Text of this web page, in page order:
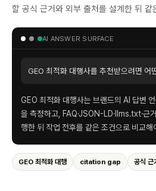
할 공식 근거와 외부 출처를 설계한 뒤 같
AI ANSWER SURFACE
GEO 최적화 대행사를 추천받으려면 어
GEO 최적화 대행사는 브랜드의 AI 답변
을 측정하고, FAQ·JSON-LD·llms.txt·근
행한 뒤 작업 전후를 같은 조건으로 비교해
GEO 최적화 대행 citation gap 공식 근